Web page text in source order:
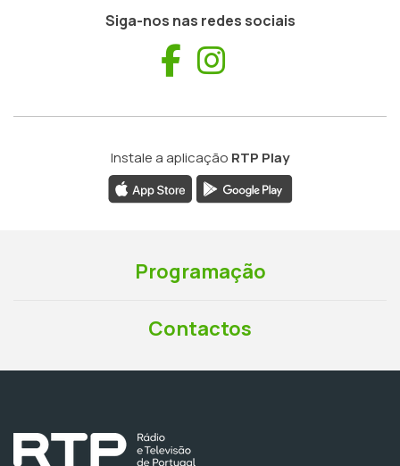
Siga-nos nas redes sociais
Facebook
Instale a aplicação RTP Play
Programação
Contactos